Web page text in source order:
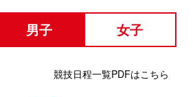
男子 女子
競技日程一覧PDFはこちら